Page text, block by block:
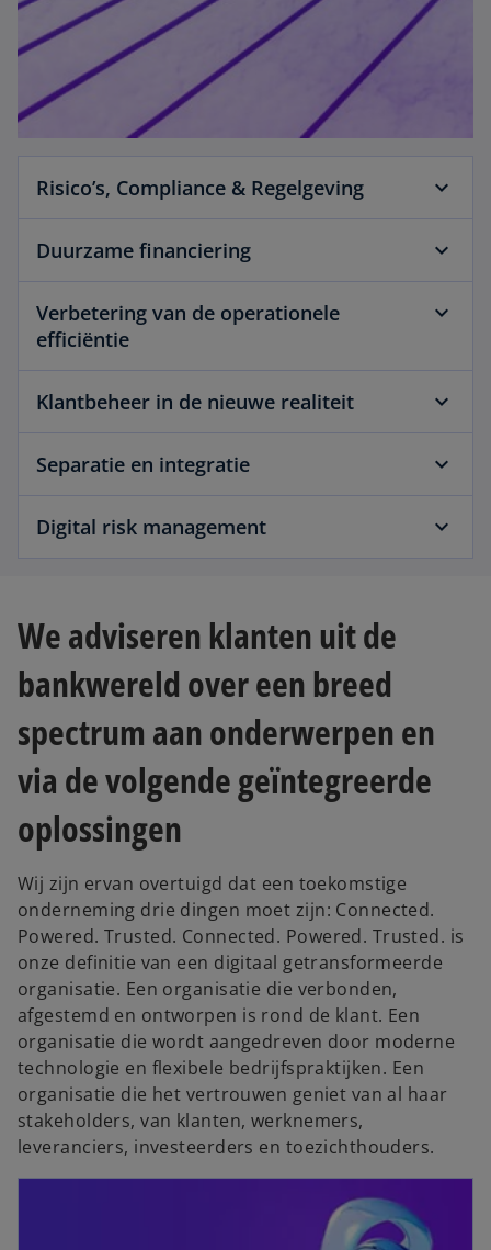
Risico’s, Compliance & Regelgeving
Duurzame financiering
Verbetering van de operationele
efficiëntie
Klantbeheer in de nieuwe realiteit
Separatie en integratie
Digital risk management
We adviseren klanten uit de
bankwereld over een breed
spectrum aan onderwerpen en
via de volgende geïntegreerde
oplossingen
Wij zijn ervan overtuigd dat een toekomstige
onderneming drie dingen moet zijn: Connected.
Powered. Trusted. Connected. Powered. Trusted. is
onze definitie van een digitaal getransformeerde
organisatie. Een organisatie die verbonden,
afgestemd en ontworpen is rond de klant. Een
organisatie die wordt aangedreven door moderne
technologie en flexibele bedrijfspraktijken. Een
organisatie die het vertrouwen geniet van al haar
stakeholders, van klanten, werknemers,
leveranciers, investeerders en toezichthouders.